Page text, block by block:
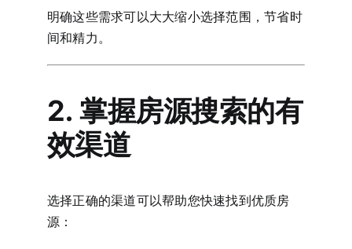
明确这些需求可以大大缩小选择范围，节省时
间和精力。
2. 掌握房源搜索的有
效渠道
选择正确的渠道可以帮助您快速找到优质房
源：